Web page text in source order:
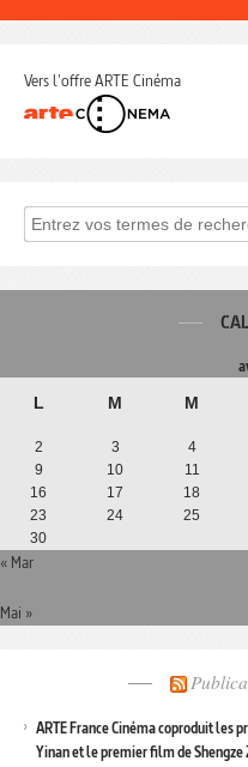
Vers l'offre ARTE Cinéma
L M M
2
3 4
9
10 11
16
17 18
23
24 25
30
« Mar
Mai »
ARTE France Cinéma coproduit les
Yinan et le premier film de Shengze